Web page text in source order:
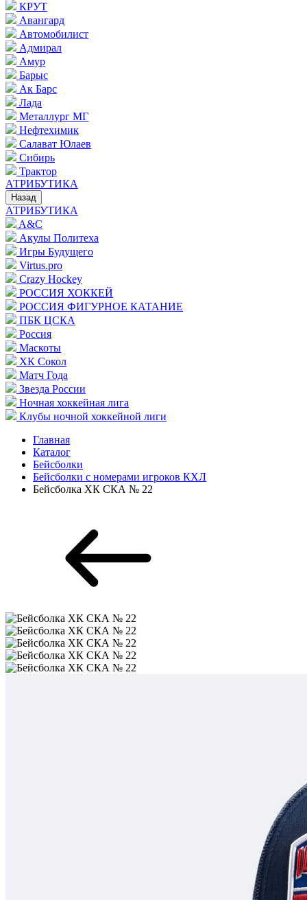
КРУТ
Авангард
Автомобилист
Адмирал
Амур
Барыс
Ак Барс
Лада
Металлург МГ
Нефтехимик
Салават Юлаев
Сибирь
Трактор
АТРИБУТИКА
Назад
АТРИБУТИКА
A&C
Акулы Политеха
Игры Будущего
Virtus.pro
Crazy Hockey
РОССИЯ ХОККЕЙ
РОССИЯ ФИГУРНОЕ КАТАНИЕ
ПБК ЦСКА
Россия
Маскоты
ХК Сокол
Матч Года
Звезда России
Ночная хоккейная лига
Клубы ночной хоккейной лиги
Главная
Каталог
Бейсболки
Бейсболки с номерами игроков КХЛ
Бейсболка ХК СКА № 22